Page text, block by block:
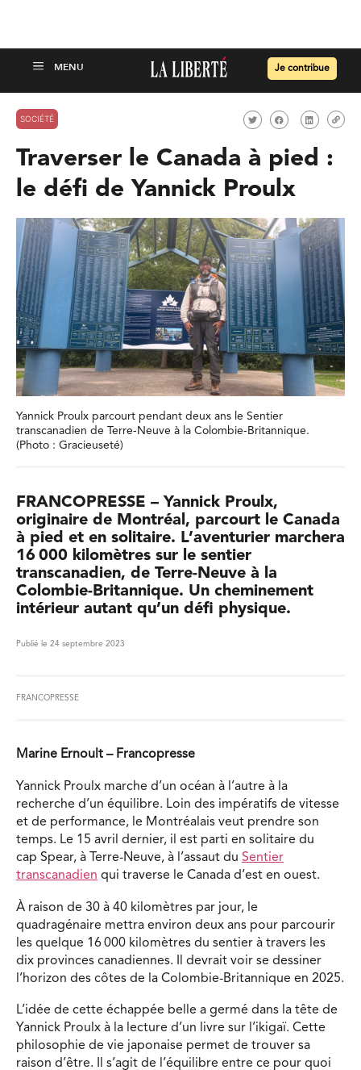
Je contribue
SOCIÉTÉ
Traverser le Canada à pied :
le défi de Yannick Proulx
Yannick Proulx parcourt pendant deux ans le Sentier
transcanadien de Terre-Neuve à la Colombie-Britannique.
(Photo : Gracieuseté)
FRANCOPRESSE – Yannick Proulx,
originaire de Montréal, parcourt le Canada
à pied et en solitaire. L’aventurier marchera
16 000 kilomètres sur le sentier
transcanadien, de Terre-Neuve à la
Colombie-Britannique. Un cheminement
intérieur autant qu’un défi physique.
Publié le 24 septembre 2023
FRANCOPRESSE
Marine Ernoult – Francopresse
Yannick Proulx marche d’un océan à l’autre à la
recherche d’un équilibre. Loin des impératifs de vitesse
et de performance, le Montréalais veut prendre son
temps. Le 15 avril dernier, il est parti en solitaire du
cap Spear, à Terre-Neuve, à l’assaut du Sentier
transcanadien qui traverse le Canada d’est en ouest.
À raison de 30 à 40 kilomètres par jour, le
quadragénaire mettra environ deux ans pour parcourir
les quelque 16 000 kilomètres du sentier à travers les
dix provinces canadiennes. Il devrait voir se dessiner
l’horizon des côtes de la Colombie-Britannique en 2025.
L’idée de cette échappée belle a germé dans la tête de
Yannick Proulx à la lecture d’un livre sur l’ikigaï. Cette
philosophie de vie japonaise permet de trouver sa
raison d’être. Il s’agit de l’équilibre entre ce pour quoi